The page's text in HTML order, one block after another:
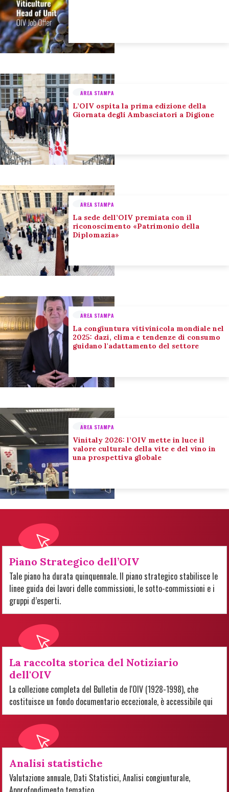
AREA STAMPA
L’OIV ospita la prima edizione della
Giornata degli Ambasciatori a Digione
AREA STAMPA
La sede dell’OIV premiata con il
riconoscimento «Patrimonio della
Diplomazia»
AREA STAMPA
La congiuntura vitivinicola mondiale nel
2025: dazi, clima e tendenze di consumo
guidano l'adattamento del settore
AREA STAMPA
Vinitaly 2026: l’OIV mette in luce il
valore culturale della vite e del vino in
una prospettiva globale
Piano Strategico dell’OIV
Tale piano ha durata quinquennale. Il piano strategico stabilisce le
linee guida dei lavori delle commissioni, le sotto-commissioni e i
gruppi d’esperti.
La raccolta storica del Notiziario
dell'OIV
La collezione completa del Bulletin de l'OIV (1928-1998), che
costituisce un fondo documentario eccezionale, è accessibile qui
Analisi statistiche
Valutazione annuale, Dati Statistici, Analisi congiunturale,